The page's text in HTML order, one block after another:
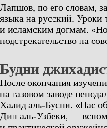
Лапшов, по его словам,
языка на русский. Уроки
и исламским догмам.
подстрекательство на
Будни
После окончания
на газовом заводе
Халид аль-Бусни. «Нас
Дин аль-Узбеки, —